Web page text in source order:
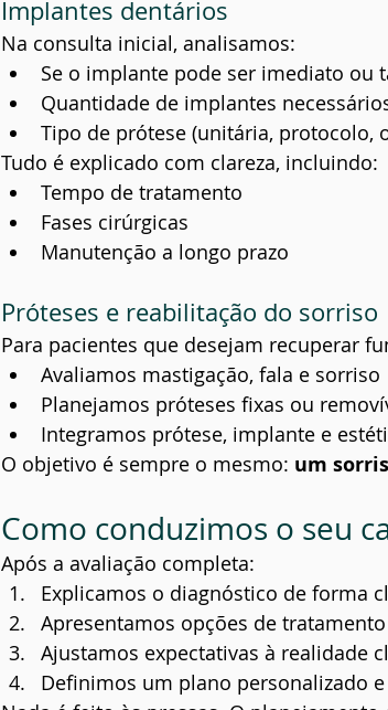
Implantes dentários
Na consulta inicial, analisamos:
Se o implante pode ser imediato ou
Quantidade de implantes
Tipo de prótese (unitária, protocolo,
Tudo é explicado com clareza, incluindo:
Tempo de tratamento
Fases cirúrgicas
Manutenção a longo prazo
Próteses e reabilitação do sorriso
Para pacientes que desejam recuperar
Avaliamos mastigação, fala e sorriso
Planejamos próteses fixas ou
Integramos prótese, implante e
O objetivo é sempre o mesmo: um
Como conduzimos o seu
Após a avaliação completa:
Explicamos o diagnóstico de forma
Apresentamos opções de tratamento
Ajustamos expectativas à realidade
Definimos um plano personalizado